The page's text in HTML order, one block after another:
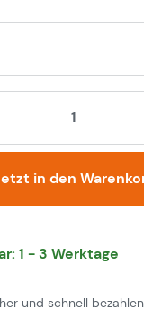
in den
1 - 3 Werktage
und schnell